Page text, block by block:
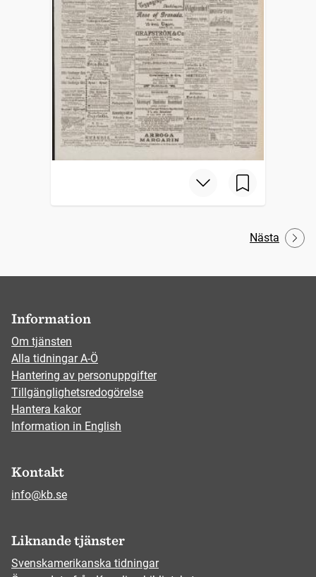
Nästa
Information
Om tjänsten
Alla tidningar A-Ö
Hantering av personuppgifter
Tillgänglighetsredogörelse
Hantera kakor
Information in English
Kontakt
info@kb.se
Liknande tjänster
Svenskamerikanska tidningar